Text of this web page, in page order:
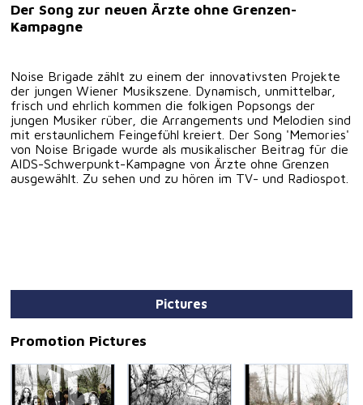
Der Song zur neuen Ärzte ohne Grenzen-
Kampagne
Noise Brigade zählt zu einem der innovativsten Projekte
der jungen Wiener Musikszene. Dynamisch, unmittelbar,
frisch und ehrlich kommen die folkigen Popsongs der
jungen Musiker rüber, die Arrangements und Melodien sind
mit erstaunlichem Feingefühl kreiert. Der Song 'Memories'
von Noise Brigade wurde als musikalischer Beitrag für die
AIDS-Schwerpunkt-Kampagne von Ärzte ohne Grenzen
ausgewählt. Zu sehen und zu hören im TV- und Radiospot.
Pictures
Promotion Pictures